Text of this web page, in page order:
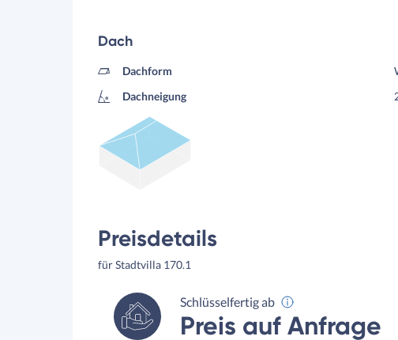
Dach
Dachform
Dachneigung
Preisdetails
für Stadtvilla 170.1
Schlüsselfertig ab
Preis auf Anfrage